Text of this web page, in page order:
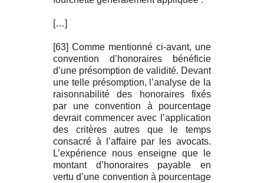
[…]
[63] Comme mentionné ci-avant, une
convention d’honoraires bénéficie
d’une présomption de validité. Devant
une telle présomption, l’analyse de la
raisonnabilité des honoraires fixés
par une convention à pourcentage
devrait commencer avec l’application
des critères autres que le temps
consacré à l’affaire par les avocats.
L’expérience nous enseigne que le
montant d’honoraires payable en
vertu d’une convention à pourcentage